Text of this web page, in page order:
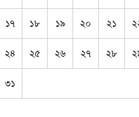
১৭ ১৮ ১৯ ২০ ২১
২৪ ২৫ ২৬ ২৭ ২৮
৩১